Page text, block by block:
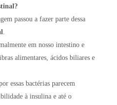
passou a fazer parte dessa
.
em nosso intestino e
alimentares, ácidos biliares e
essas bactérias parecem
à insulina e até o